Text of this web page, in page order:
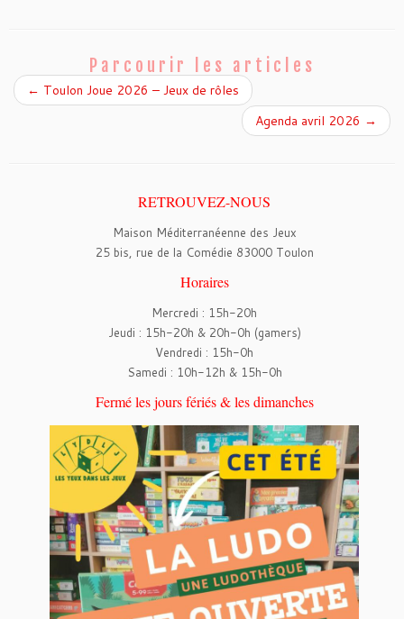
k
Parcourir les articles
← Toulon Joue 2026 – Jeux de rôles
Agenda avril 2026 →
RETROUVEZ-NOUS
Maison Méditerranéenne des Jeux
25 bis, rue de la Comédie 83000 Toulon
Horaires
Mercredi : 15h-20h
Jeudi : 15h-20h & 20h-0h (gamers)
Vendredi : 15h-0h
Samedi : 10h-12h & 15h-0h
Fermé les jours fériés & les dimanches